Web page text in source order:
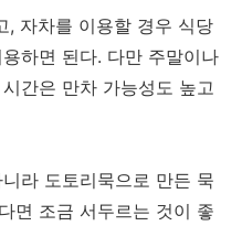
, 자차를 이용할 경우 식당
하면 된다. 다만 주말이나
간은 만차 가능성도 높고
라 도토리묵으로 만든 묵
면 조금 서두르는 것이 좋